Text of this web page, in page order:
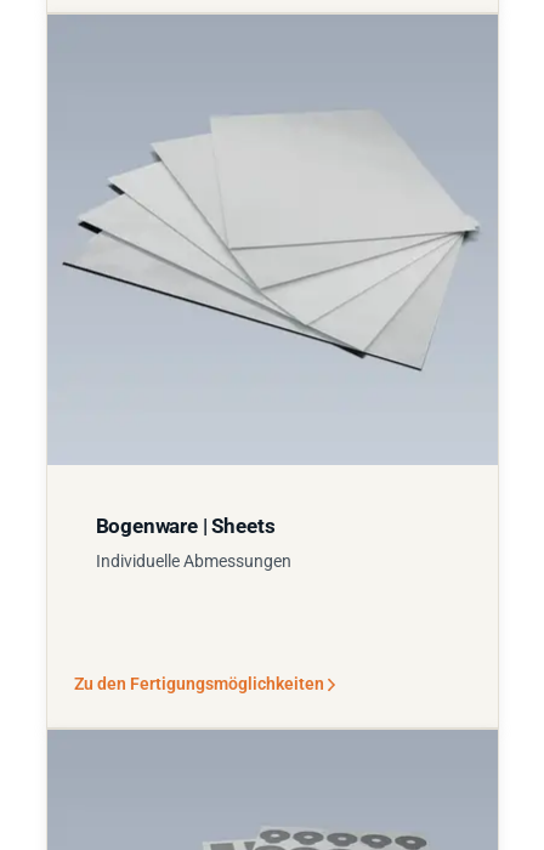
Bogenware | Sheets
Individuelle Abmessungen
Zu den Fertigungsmöglichkeiten